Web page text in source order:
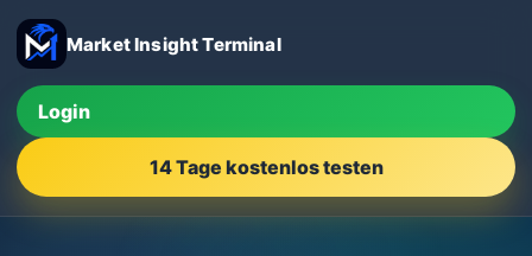
Market Insight Terminal
Login
14 Tage kostenlos testen